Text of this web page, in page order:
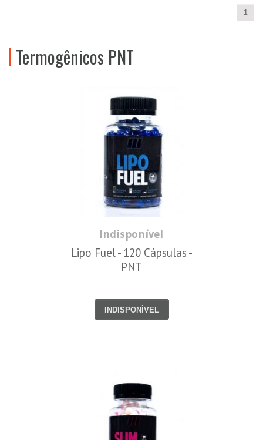
1
Termogênicos PNT
Indisponível
Lipo Fuel - 120 Cápsulas -
PNT
INDISPONÍVEL